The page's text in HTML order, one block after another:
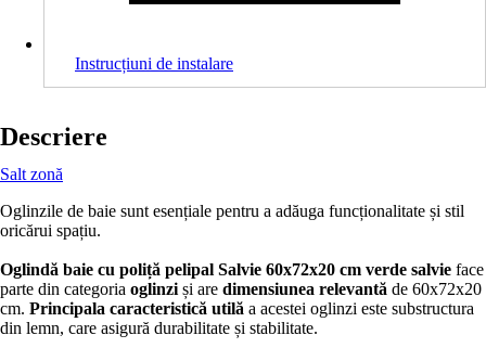
Instrucțiuni de instalare
Descriere
Salt zonă
Oglinzile de baie sunt esențiale pentru a adăuga funcționalitate și stil
oricărui spațiu.
Oglindă baie cu poliță pelipal Salvie 60x72x20 cm verde salvie face
parte din categoria oglinzi și are dimensiunea relevantă de 60x72x20
cm. Principala caracteristică utilă a acestei oglinzi este substructura
din lemn, care asigură durabilitate și stabilitate.